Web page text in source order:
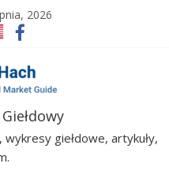
2026
giełdowe, artykuły,